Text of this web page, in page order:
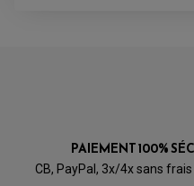
PAIEMENT 100%
CB, PayPal, 3x/4x sans